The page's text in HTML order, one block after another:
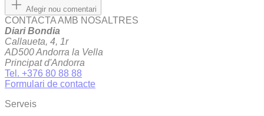
Afegir nou comentari
CONTACTA AMB NOSALTRES
Diari Bondia
Callaueta, 4, 1r
AD500 Andorra la Vella
Principat d'Andorra
Tel. +376 80 88 88
Formulari de contacte
Serveis